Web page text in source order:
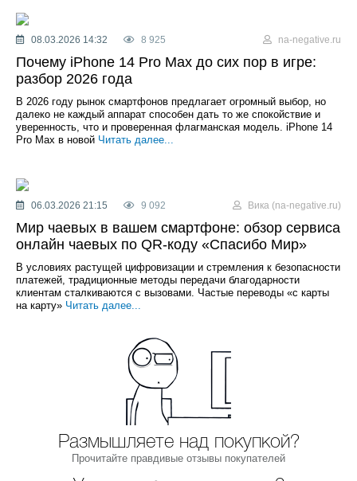
08.03.2026 14:32 8 925 na-negative.ru
Почему iPhone 14 Pro Max до сих пор в игре:
разбор 2026 года
В 2026 году рынок смартфонов предлагает огромный выбор, но
далеко не каждый аппарат способен дать то же спокойствие и
уверенность, что и проверенная флагманская модель. iPhone 14
Pro Max в новой Читать далее...
06.03.2026 21:15 9 092 Вика (na-negative.ru)
Мир чаевых в вашем смартфоне: обзор сервиса
онлайн чаевых по QR-коду «Спасибо Мир»
В условиях растущей цифровизации и стремления к безопасности
платежей, традиционные методы передачи благодарности
клиентам сталкиваются с вызовами. Частые переводы «с карты
на карту» Читать далее...
Размышляете над покупкой?
Прочитайте правдивые отзывы покупателей